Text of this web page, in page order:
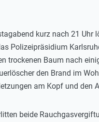
kurz nach 21 Uhr
Polizeipräsidium
trockenen Baum nach
den Brand im
am Kopf und den
beide